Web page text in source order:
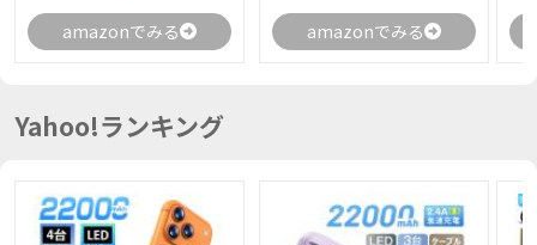
amazonでみる amazonでみる
Yahoo!ランキング